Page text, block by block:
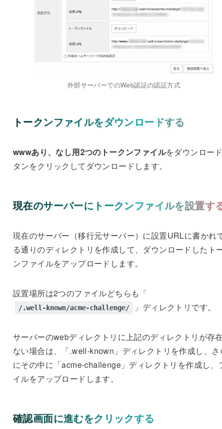
外部サーバーでのWeb認証の認証方式
トークンファイルをダウンロードする
wwwあり、なし用2つのトークンファイルをダウンロー
タンをクリックしてダウンロードします。
現在のサーバーにトークンファイルを設置す
現在のサーバー（移行元サーバー）に設置URLに書かれ
る通りのディレクトリを作成して、ダウンロードしたト
ンファイルをアップロードします。
設置場所は2つのファイルどちらも「
/.well-known/acme-challenge/ 」ディレクトリです。
サーバーのwebディレクトリに上記のディレクトリが存
ない場合は、「.well-known」ディレクトリを作成し、さ
にその中に「acme-challenge」ディレクトリを作成し、
イルをアップロードします。
確認画面に進むをクリックする